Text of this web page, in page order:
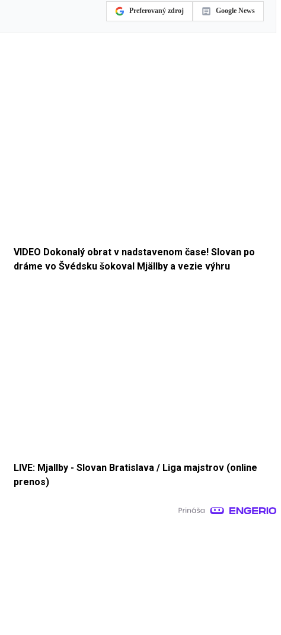
Preferovaný zdroj Google News
VIDEO Dokonalý obrat v nadstavenom čase! Slovan po
dráme vo Švédsku šokoval Mjällby a vezie výhru
LIVE: Mjallby - Slovan Bratislava / Liga majstrov (online
prenos)